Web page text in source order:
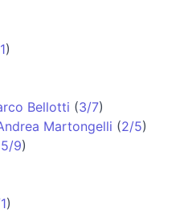
)
Bellotti (3/7)
Martongelli (2/5)
9)
)